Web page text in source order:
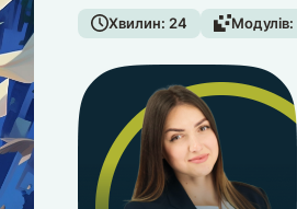
Хвилин: 24 Модулів: